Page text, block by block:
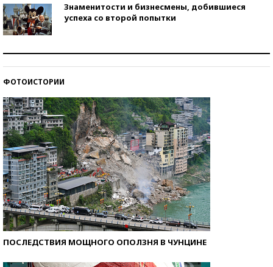
Знаменитости и бизнесмены, добившиеся
успеха со второй попытки
ФОТОИСТОРИИ
ПОСЛЕДСТВИЯ МОЩНОГО ОПОЛЗНЯ В ЧУНЦИНЕ